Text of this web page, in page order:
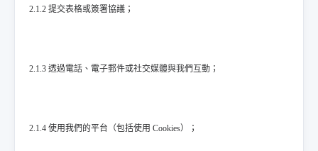
2.1.2 提交表格或簽署協議；
2.1.3 透過電話、電子郵件或社交媒體與我們互動；
2.1.4 使用我們的平台（包括使用 Cookies）；